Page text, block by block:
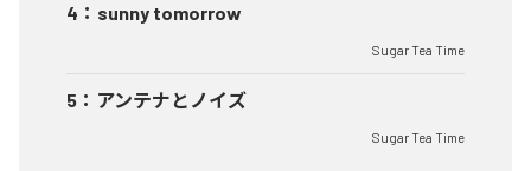
4 ： sunny tomorrow
Sugar Tea Time
5 ： アンテナとノイズ
Sugar Tea Time